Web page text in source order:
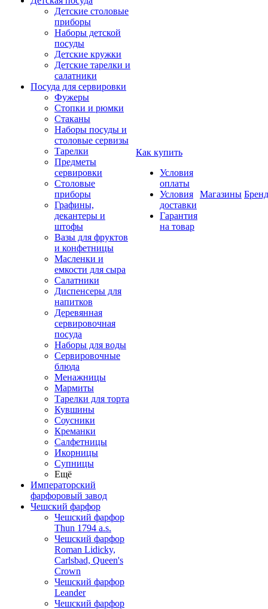
Детские столовые
приборы
Наборы детской
посуды
Детские кружки
Детские тарелки и
салатники
Посуда для сервировки
Фужеры
Стопки и рюмки
Стаканы
Наборы посуды и
столовые сервизы
Тарелки
Предметы
сервировки
Столовые
приборы
Графины,
декантеры и
штофы
Вазы для фруктов
и конфетницы
Масленки и
емкости для сыра
Салатники
Диспенсеры для
напитков
Деревянная
сервировочная
посуда
Наборы для воды
Сервировочные
блюда
Менажницы
Мармиты
Тарелки для торта
Кувшины
Соусники
Креманки
Салфетницы
Икорницы
Супницы
Ещё
Императорский
фарфоровый завод
Чешский фарфор
Чешский фарфор
Thun 1794 a.s.
Чешский фарфор
Roman Lidicky,
Carlsbad, Queen's
Crown
Чешский фарфор
Leander
Чешский фарфор
Как купить
Условия
оплаты
Условия
доставки
Гарантия
на товар
Магазины